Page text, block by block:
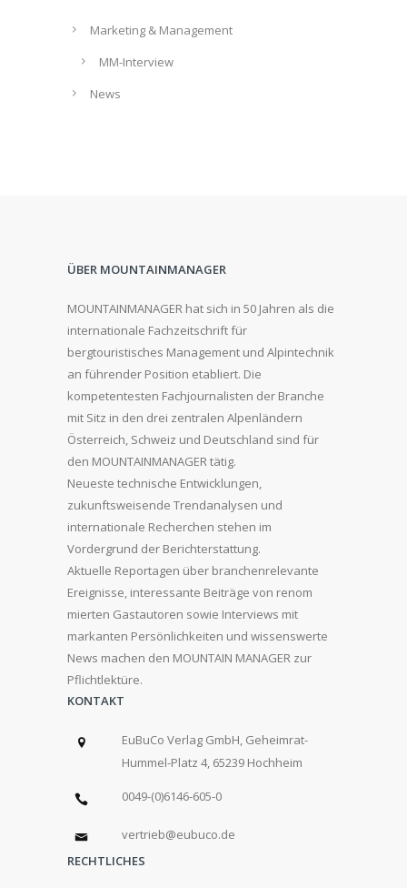
Marketing & Management
MM-Interview
News
ÜBER MOUNTAINMANAGER
MOUNTAINMANAGER hat sich in 50 Jahren als die
internationale Fachzeitschrift für
bergtouristisches Management und Alpintechnik
an führender Position etabliert. Die
kompetentesten Fachjournalisten der Branche
mit Sitz in den drei zentralen Alpenländern
Österreich, Schweiz und Deutschland sind für
den MOUNTAINMANAGER tätig.
Neueste technische Entwicklungen,
zukunftsweisende Trendanalysen und
internationale Recherchen stehen im
Vordergrund der Berichterstattung.
Aktuelle Reportagen über branchenrelevante
Ereignisse, interessante Beiträge von renom
mierten Gastautoren sowie Interviews mit
markanten Persönlichkeiten und wissenswerte
News machen den MOUNTAIN MANAGER zur
Pflichtlektüre.
KONTAKT
EuBuCo Verlag GmbH, Geheimrat-
Hummel-Platz 4, 65239 Hochheim
0049-(0)6146-605-0
vertrieb@eubuco.de
RECHTLICHES